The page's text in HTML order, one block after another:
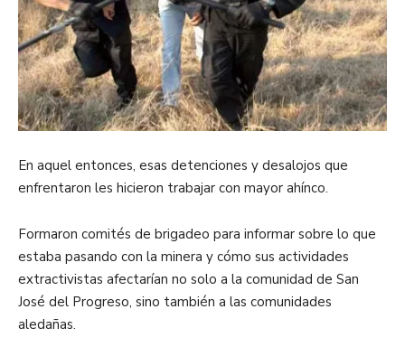
En aquel entonces, esas detenciones y desalojos que
enfrentaron les hicieron trabajar con mayor ahínco.
Formaron comités de brigadeo para informar sobre lo que
estaba pasando con la minera y cómo sus actividades
extractivistas afectarían no solo a la comunidad de San
José del Progreso, sino también a las comunidades
aledañas.